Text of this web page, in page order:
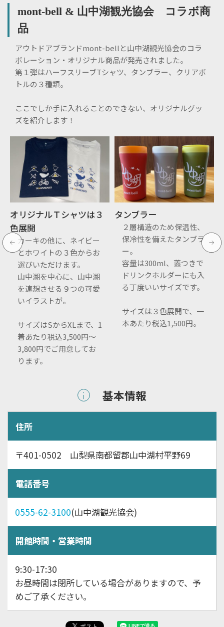
mont-bell & 山中湖観光協会 コラボ商
品
アウトドアブランドmont-bellと山中湖観光協会のコラ
ボレーション・オリジナル商品が発売されました。
第１弾はハーフスリーブTシャツ、タンブラー、クリアボ
トルの３種類。
ここでしか手に入れることのできない、オリジナルグッ
ズを紹介します！
オリジナルＴシャツは３
色展開
カーキの他に、ネイビー
とホワイトの３色からお
選びいただけます。
山中湖を中心に、山中湖
を連想させる９つの可愛
いイラストが。
サイズはSからXLまで、1
着あたり税込3,500円～
3,800円でご用意してお
ります。
タンブラー
２層構造のため保温性、
保冷性を備えたタンブラ
ー。
容量は300ml、蓋つきで
ドリンクホルダーにも入
る丁度いいサイズです。
サイズは３色展開で、一
本あたり税込1,500円。
基本情報
住所
〒401-0502 山梨県南都留郡山中湖村平野69
電話番号
0555-62-3100(山中湖観光協会)
開館時間・営業時間
9:30-17:30
お昼時間は閉所している場合がありますので、予
めご了承ください。